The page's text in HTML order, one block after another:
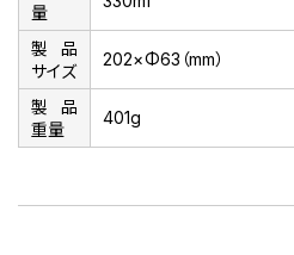
量
製品
サイズ
202×Φ63（mm）
製品
重量
401g